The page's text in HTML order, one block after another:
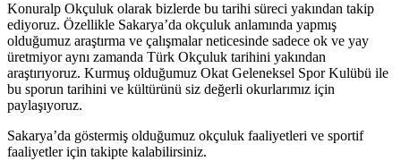
Konuralp Okçuluk olarak bizlerde bu tarihi süreci yakından takip
ediyoruz. Özellikle Sakarya’da okçuluk anlamında yapmış
olduğumuz araştırma ve çalışmalar neticesinde sadece ok ve yay
üretmiyor aynı zamanda Türk Okçuluk tarihini yakından
araştırıyoruz. Kurmuş olduğumuz Okat Geleneksel Spor Kulübü ile
bu sporun tarihini ve kültürünü siz değerli okurlarımız için
paylaşıyoruz.
Sakarya’da göstermiş olduğumuz okçuluk faaliyetleri ve sportif
faaliyetler için takipte kalabilirsiniz.